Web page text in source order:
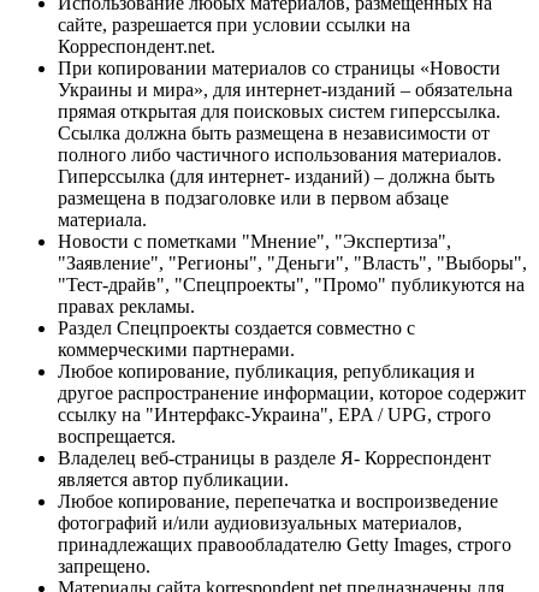
сайте, разрешается при условии ссылки на
Корреспондент.net.
При копировании материалов со страницы «Новости
Украины и мира», для интернет-изданий – обязательна
прямая открытая для поисковых систем гиперссылка.
Ссылка должна быть размещена в независимости от
полного либо частичного использования материалов.
Гиперссылка (для интернет- изданий) – должна быть
размещена в подзаголовке или в первом абзаце
материала.
Новости с пометками "Мнение", "Экспертиза",
"Заявление", "Регионы", "Деньги", "Власть", "Выборы",
"Тест-драйв", "Спецпроекты", "Промо" публикуются на
правах рекламы.
Раздел Спецпроекты создается совместно с
коммерческими партнерами.
Любое копирование, публикация, републикация и
другое распространение информации, которое содержит
ссылку на "Интерфакс-Украина", EPA / UPG, строго
воспрещается.
Владелец веб-страницы в разделе Я- Корреспондент
является автор публикации.
Любое копирование, перепечатка и воспроизведение
фотографий и/или аудиовизуальных материалов,
принадлежащих правообладателю Getty Images, строго
запрещено.